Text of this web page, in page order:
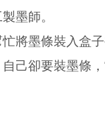
墨師。
將墨條裝入盒子
己卻要裝墨條